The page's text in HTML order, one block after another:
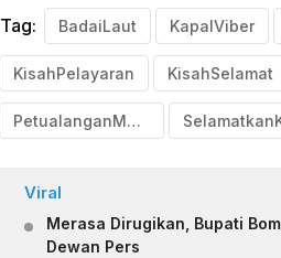
Tag: BadaiLaut KapalViber
KisahPelayaran KisahSelamat
PetualanganMaut
Viral
Merasa Dirugikan, Bupati
Dewan Pers